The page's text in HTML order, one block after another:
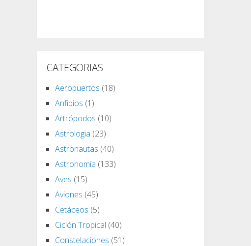
CATEGORIAS
Aeropuertos (18)
Anfibios (1)
Artrópodos (10)
Astrologia (23)
Astronautas (40)
Astronomia (133)
Aves (15)
Aviones (45)
Cetáceos (5)
Ciclón Tropical (40)
Constelaciones (51)